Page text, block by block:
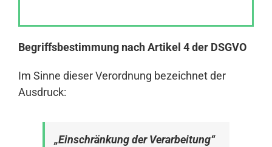
Begriffsbestimmung nach Artikel 4 der DSGVO
Im Sinne dieser Verordnung bezeichnet der
Ausdruck:
„Einschränkung der Verarbeitung“